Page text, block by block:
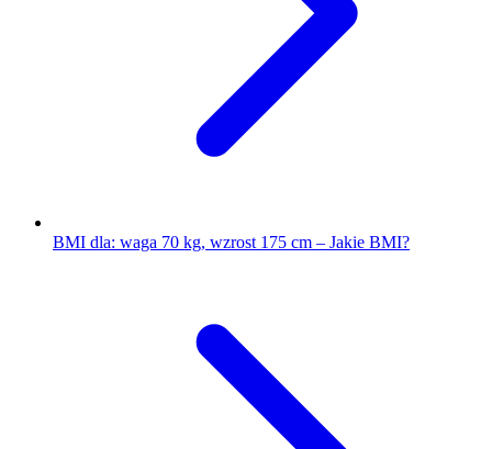
BMI dla: waga 70 kg, wzrost 175 cm – Jakie BMI?